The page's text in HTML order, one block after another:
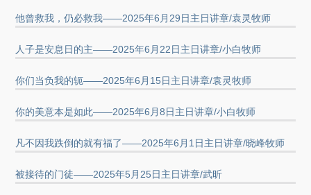
他曾救我，仍必救我——2025年6月29日主日讲章/袁灵牧师
人子是安息日的主——2025年6月22日主日讲章/小白牧师
你们当负我的轭——2025年6月15日主日讲章/袁灵牧师
你的美意本是如此——2025年6月8日主日讲章/小白牧师
凡不因我跌倒的就有福了——2025年6月1日主日讲章/晓峰牧师
被接待的门徒——2025年5月25日主日讲章/武昕